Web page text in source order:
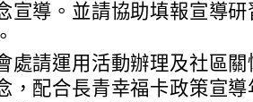
宣導。並請協助填報宣導
處請運用活動辦理及社區
，配合長青幸福卡政策宣